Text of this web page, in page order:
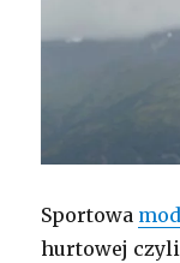
Sportowa
hurtowej